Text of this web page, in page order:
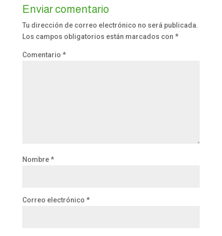
Enviar comentario
Tu dirección de correo electrónico no será publicada.
Los campos obligatorios están marcados con *
Comentario *
Nombre*
Correo electrónico *